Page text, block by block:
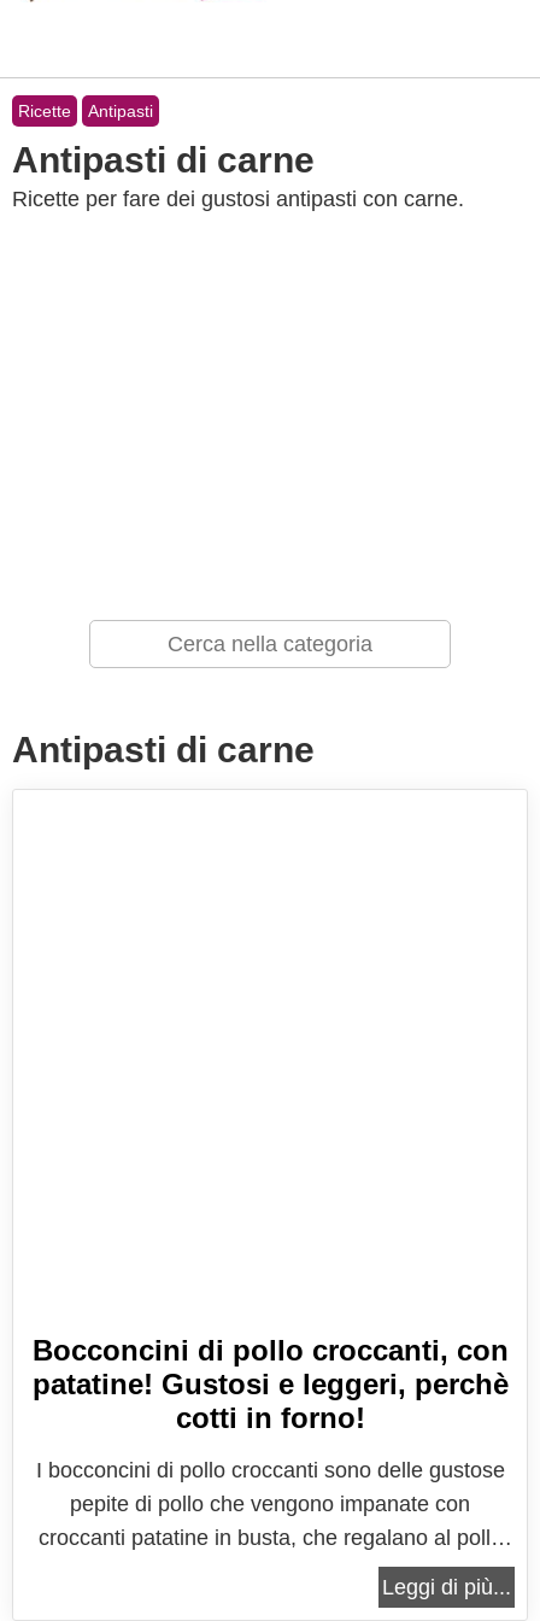
Ricette Antipasti
Antipasti di carne
Ricette per fare dei gustosi antipasti con carne.
Antipasti di carne
Bocconcini di pollo croccanti, con
patatine! Gustosi e leggeri, perchè
cotti in forno!
I bocconcini di pollo croccanti sono delle gustose
pepite di pollo che vengono impanate con
croccanti patatine in busta, che regalano al pollo
una croccantezza unica. La cottura avviene
semplicemente in forno, o in alternativa in
Leggi di più...